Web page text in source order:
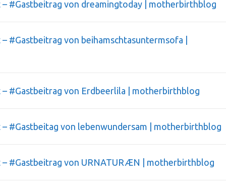
#Gastbeitrag von dreamingtoday | motherbirthblog
#Gastbeitrag von beihamschtasuntermsofa |
#Gastbeitrag von Erdbeerlila | motherbirthblog
#Gastbeitag von lebenwundersam | motherbirthblog
#Gastbeitrag von URNATURÆN | motherbirthblog